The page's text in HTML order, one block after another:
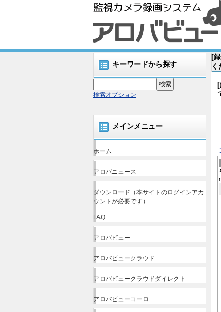
キーワードから探す
検索オプション
メインメニュー
ホーム
アロバニュース
ダウンロード（本サイトのログインアカ
ウントが必要です）
FAQ
アロバビュー
アロバビュークラウド
アロバビュークラウドダイレクト
アロバビューコーロ
[
[